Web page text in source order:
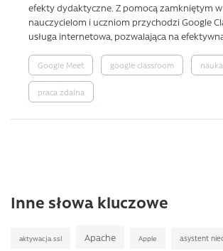
efekty dydaktyczne. Z pomocą zamkniętym
nauczycielom i uczniom przychodzi Google
usługa internetowa, pozwalająca na
Google Meet google classroom
praca zdalna
Inne słowa kluczowe
aktywacja ssl Apache Apple asystent